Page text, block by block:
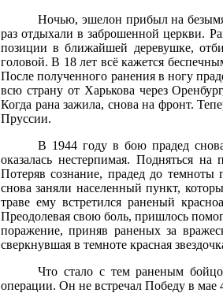
Ночью, эшелон прибыл на
раз отдыхали в заброшенной церкви.
позиции в ближайшей деревушке,
головой. В 18 лет всё кажется
После полученного ранения в ногу
всю страну от Харькова через
Когда рана зажила, снова на фронт.
Пруссии.
В 1944 году в бою прадед
оказалась нестерпимая. Подняться
Потеряв сознание, прадед до
снова заняли населенный пункт,
траве ему встретился раненый
Преодолевая свою боль, пришлось
поражение, приняв раненых за
сверкнувшая в темноте красная
Что стало с тем раненым
операции. Он не встречал Победу в мае